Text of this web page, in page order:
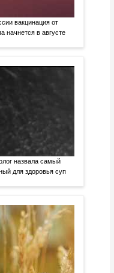
вакцинация от
начнется в августе
назвала самый
для здоровья суп